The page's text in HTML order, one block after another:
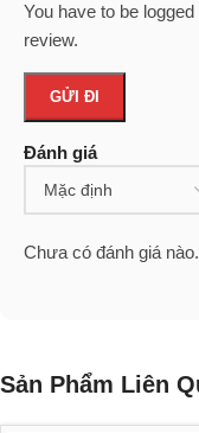
Đánh giá
Chưa có đánh giá nào.
You have to be
review.
Sản Phẩm Liên